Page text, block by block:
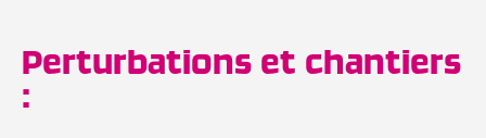
Perturbations et chantiers
: